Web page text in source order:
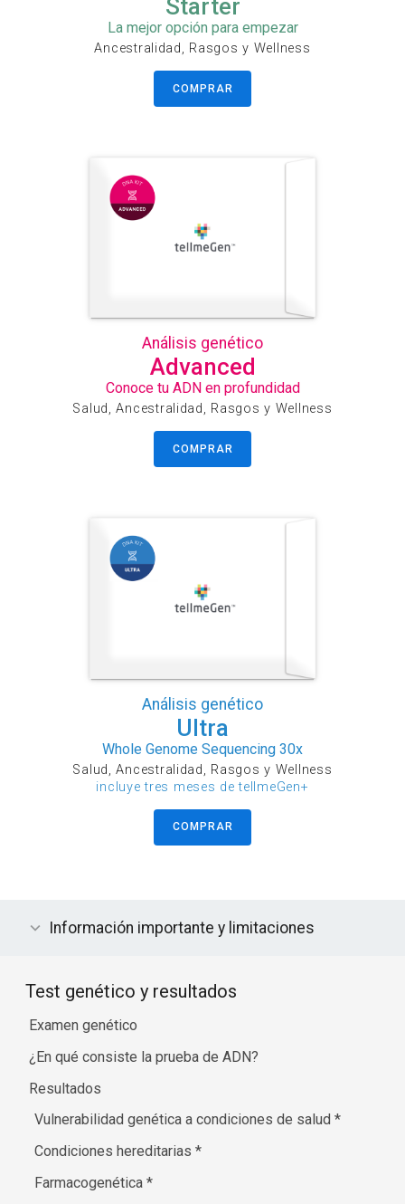
Starter
La mejor opción para empezar
Ancestralidad, Rasgos y Wellness
COMPRAR
Análisis genético
Advanced
Conoce tu ADN en profundidad
Salud, Ancestralidad, Rasgos y Wellness
COMPRAR
Análisis genético
Ultra
Whole Genome Sequencing 30x
Salud, Ancestralidad, Rasgos y Wellness
incluye tres meses de tellmeGen+
COMPRAR
Información importante y limitaciones
Test genético y resultados
Examen genético
¿En qué consiste la prueba de ADN?
Resultados
Vulnerabilidad genética a condiciones de salud*
Condiciones hereditarias*
Farmacogenética*